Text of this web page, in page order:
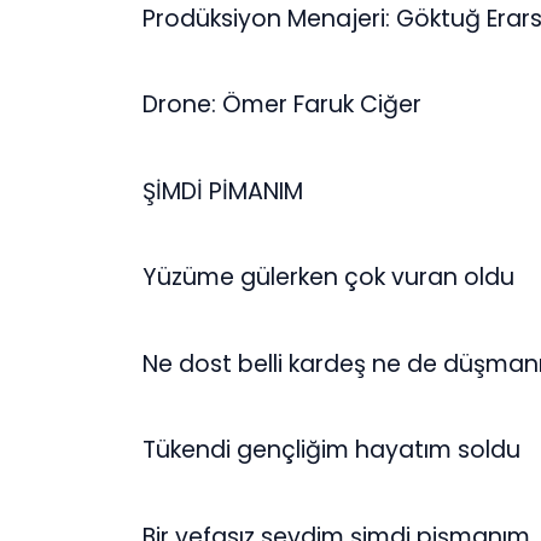
Prodüksiyon Menajeri: Göktuğ
Drone: Ömer Faruk Ciğer
ŞİMDİ PİMANIM
Yüzüme gülerken çok vuran oldu
Ne dost belli kardeş ne de
Tükendi gençliğim hayatım soldu